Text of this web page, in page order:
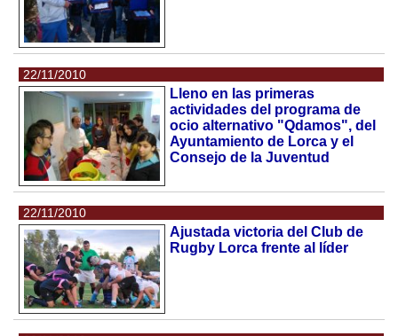
22/11/2010
Lleno en las primeras
actividades del programa de
ocio alternativo "Qdamos", del
Ayuntamiento de Lorca y el
Consejo de la Juventud
22/11/2010
Ajustada victoria del Club de
Rugby Lorca frente al líder